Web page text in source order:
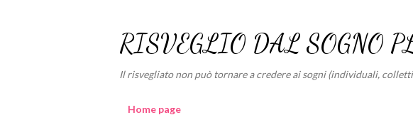
RISVEGLIO DAL SOGNO
Il risvegliato non può tornare a credere ai sogni (individuali,
Home page